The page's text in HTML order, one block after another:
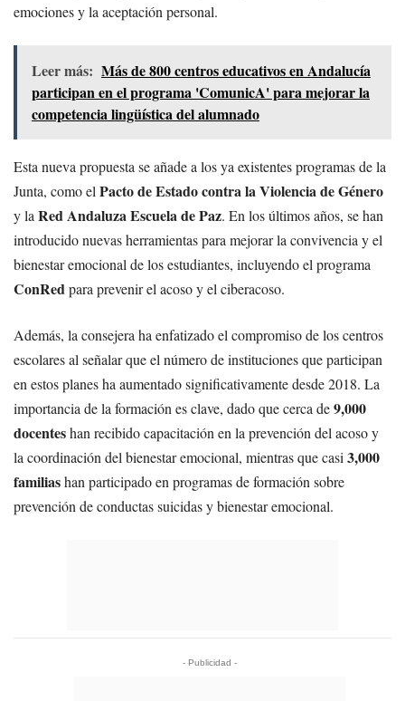
emociones y la aceptación personal.
Leer más: Más de 800 centros educativos en Andalucía
participan en el programa 'ComunicA' para mejorar la
competencia lingüística del alumnado
Esta nueva propuesta se añade a los ya existentes programas de la
Junta, como el Pacto de Estado contra la Violencia de Género
y la Red Andaluza Escuela de Paz. En los últimos años, se han
introducido nuevas herramientas para mejorar la convivencia y el
bienestar emocional de los estudiantes, incluyendo el programa
ConRedpara prevenir el acoso y el ciberacoso.
Además, la consejera ha enfatizado el compromiso de los centros
escolares al señalar que el número de instituciones que participan
en estos planes ha aumentado significativamente desde 2018. La
importancia de la formación es clave, dado que cerca de9,000
docenteshan recibido capacitación en la prevención del acoso y
la coordinación del bienestar emocional, mientras que casi 3,000
familiashan participado en programas de formación sobre
prevención de conductas suicidas y bienestar emocional.
- Publicidad -